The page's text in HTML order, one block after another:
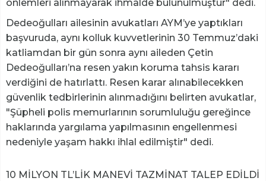
önlemleri alınmayarak ihmalde bulunulmuştur" dedi.
Dedeoğulları ailesinin avukatları AYM’ye yaptıkları
başvuruda, aynı kolluk kuvvetlerinin 30 Temmuz’daki
katliamdan bir gün sonra aynı aileden Çetin
Dedeoğulları’na resen yakın koruma tahsis kararı
verdiğini de hatırlattı. Resen karar alınabilecekken
güvenlik tedbirlerinin alınmadığını belirten avukatlar,
"Şüpheli polis memurlarının sorumluluğu gereğince
haklarında yargılama yapılmasının engellenmesi
nedeniyle yaşam hakkı ihlal edilmiştir" dedi.
10 MİLYON TL’LİK MANEVİ TAZMİNAT TALEP EDİLDİ